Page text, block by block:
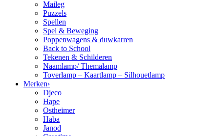
Maileg
Puzzels
Spellen
Spel & Beweging
Poppenwagens & duwkarren
Back to School
Tekenen & Schilderen
Naamlamp/ Themalamp
Toverlamp – Kaartlamp – Silhouetlamp
Merken›
Djeco
Hape
Ostheimer
Haba
Janod